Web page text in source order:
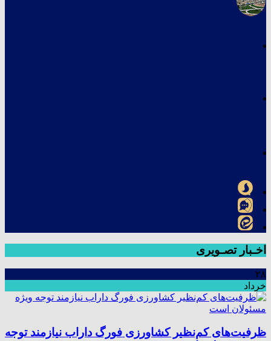
اخـبار تصـویری
۲۸
خرداد
ظرفیت‌های کم‌نظیر کشاورزی فورگ داراب نیازمند توجه